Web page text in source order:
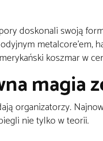
doskonali swoją
metalcore’em,
koszmar w
magia
organizatorzy.
nie tylko w teorii.